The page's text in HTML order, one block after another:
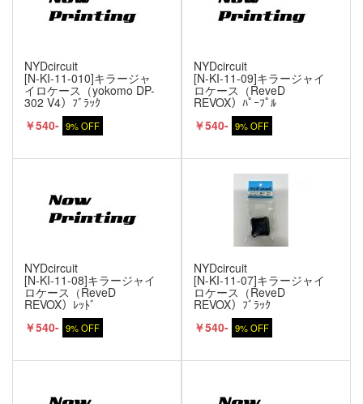
NYDcircuit
[N-KI-11-010]キラージャ
イロケース（yokomo DP-
302 V4）ﾌﾞﾗｯｸ
￥540- 9% OFF
NYDcircuit
[N-KI-11-09]キラージャイ
ロケース（ReveD
REVOX）ﾊﾟｰﾌﾟﾙ
￥540- 9% OFF
NYDcircuit
[N-KI-11-08]キラージャイ
ロケース（ReveD
REVOX）ﾚｯﾄﾞ
￥540- 9% OFF
NYDcircuit
[N-KI-11-07]キラージャイ
ロケース（ReveD
REVOX）ﾌﾞﾗｯｸ
￥540- 9% OFF